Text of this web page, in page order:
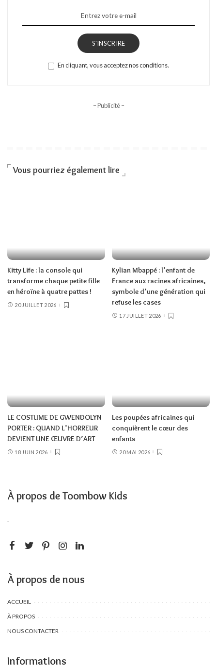
S'INSCRIRE
En cliquant, vous acceptez nos conditions.
– Publicité –
Vous pourriez également lire
Kitty Life : la console qui
transforme chaque petite fille
en héroïne à quatre pattes !
20 JUILLET 2026
Kylian Mbappé : l’enfant de
France aux racines africaines,
symbole d’une génération qui
refuse les cases
17 JUILLET 2026
LE COSTUME DE GWENDOLYN
PORTER : QUAND L’HORREUR
DEVIENT UNE ŒUVRE D’ART
18 JUIN 2026
Les poupées africaines qui
conquièrent le cœur des
enfants
20 MAI 2026
À propos de Toombow Kids
.
À propos de nous
ACCUEIL
À PROPOS
NOUS CONTACTER
Informations